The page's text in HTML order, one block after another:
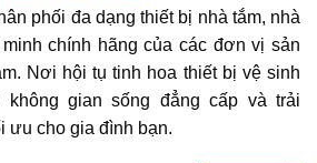
phối đa dạng thiết bị nhà tắm, nhà
chính hãng của các đơn vị sản
Nơi hội tụ tinh hoa thiết bị vệ sinh
không gian sống đẳng cấp và trải
ưu cho gia đình bạn.